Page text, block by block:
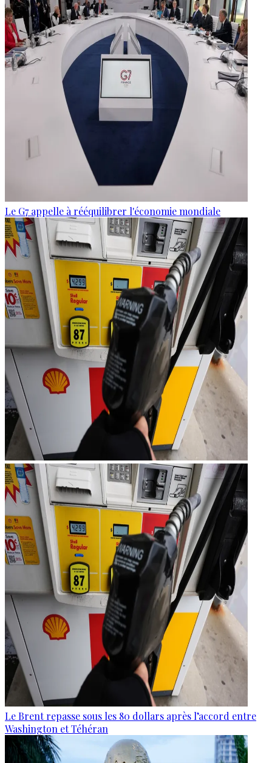
Le G7 appelle à rééquilibrer l'économie mondiale
Le Brent repasse sous les 80 dollars après l’accord entre
Washington et Téhéran